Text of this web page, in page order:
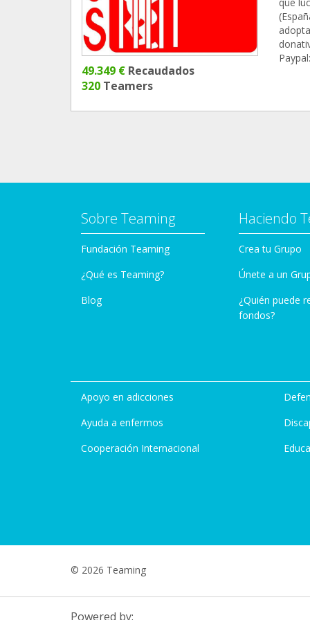
49.349 € Recaudados
320 Teamers
que
Sobre Teaming
Fundación Teaming
¿Qué es Teaming?
Blog
Haciendo
Crea tu Grupo
Únete a un
¿Quién puede
fondos?
Apoyo en adicciones
Ayuda a enfermos
Cooperación Internacional
© 2026 Teaming
Powered by: